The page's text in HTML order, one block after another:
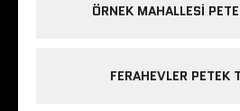
ÖRNEK MAHALLESI
FERAHEVLER PETEK